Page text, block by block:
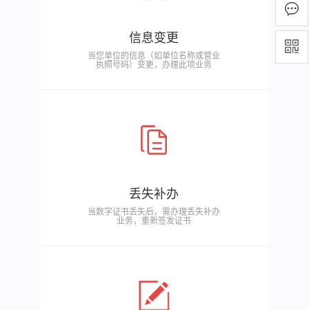
信息变更
当您单位的信息（如单位名称或营业
执照号码）变更，办理此项业务
丢失补办
当数字证书丢失后，需办理丢失补办
业务，重新签发证书